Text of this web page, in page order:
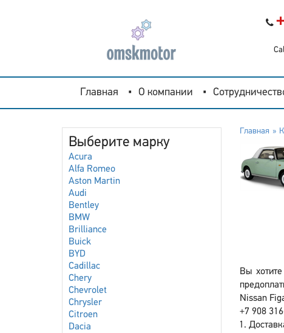
Главная О компании
Выберите марку
Acura
Alfa Romeo
Aston Martin
Audi
Bentley
BMW
Brilliance
Buick
BYD
Cadillac
Chery
Chevrolet
Chrysler
Citroen
Dacia
Главная
Вы
Nissan
+7 908